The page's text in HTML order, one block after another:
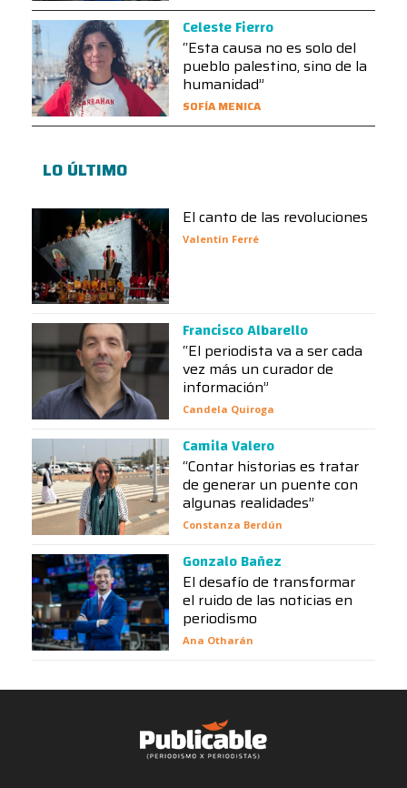
Celeste Fierro
“Esta causa no es solo del
pueblo palestino, sino de la
humanidad”
SOFÍA MENICA
LO ÚLTIMO
El canto de las revoluciones
Valentín Ferré
Francisco Albarello
“El periodista va a ser cada
vez más un curador de
información”
Candela Quiroga
Camila Valero
“Contar historias es tratar
de generar un puente con
algunas realidades”
Constanza Berdún
Gonzalo Bañez
El desafío de transformar
el ruido de las noticias en
periodismo
Ana Otharán